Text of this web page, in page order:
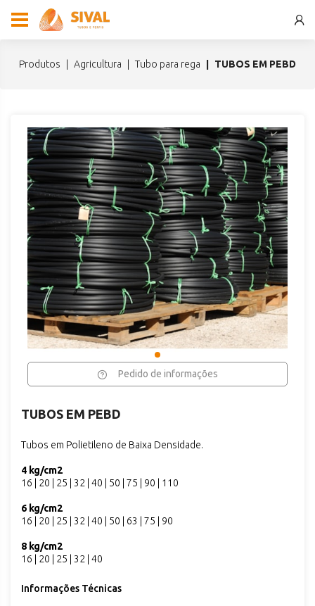
produtos agricultura tubo para rega TUBOS EM PEBD
Pedido de informações
TUBOS EM PEBD
Tubos em Polietileno de Baixa Densidade.
4 kg/cm2
16 | 20 | 25 | 32 | 40 | 50 | 75 | 90 | 110
6 kg/cm2
16 | 20 | 25 | 32 | 40 | 50 | 63 | 75 | 90
8 kg/cm2
16 | 20 | 25 | 32 | 40
Informações Técnicas